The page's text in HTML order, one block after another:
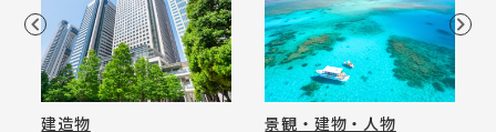
建造物 景観・建物・人物